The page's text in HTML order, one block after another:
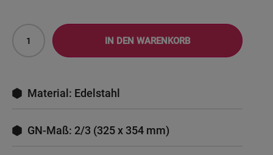
IN DEN WARENKORB
Material: Edelstahl
GN-Maß: 2/3 (325 x 354 mm)